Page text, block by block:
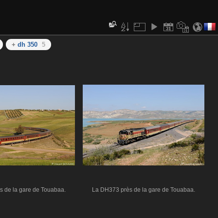
+ dh 350 5
de la gare de Touabaa. La DH373 près de la gare de Touabaa.